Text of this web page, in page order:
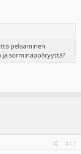
pelaaminen
sorminäppäryyttä?
#17